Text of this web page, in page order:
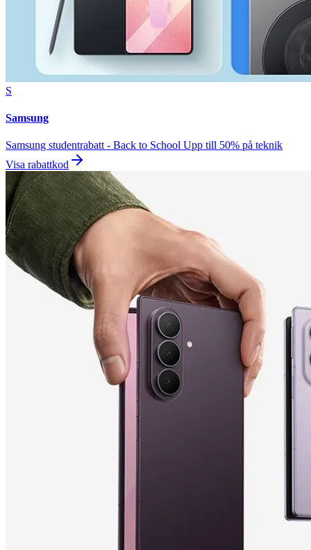
S
Samsung
Samsung studentrabatt - Back to School Upp till 50% på teknik
Visa rabattkod